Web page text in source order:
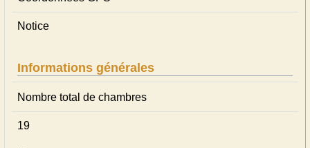
Notice
Informations générales
Nombre total de chambres
19